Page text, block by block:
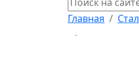
Главная